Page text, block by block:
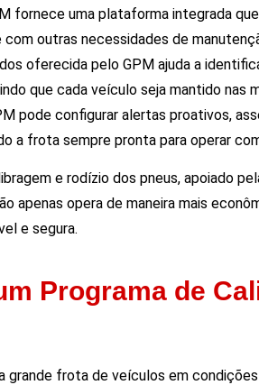
fornece uma plataforma integrada
outras necessidades de
oferecida pelo GPM ajuda a
que cada veículo seja mantido nas
pode configurar alertas proativos,
a frota sempre pronta para operar
e rodízio dos pneus, apoiado
apenas opera de maneira mais
e segura.
Programa de
grande frota de veículos em